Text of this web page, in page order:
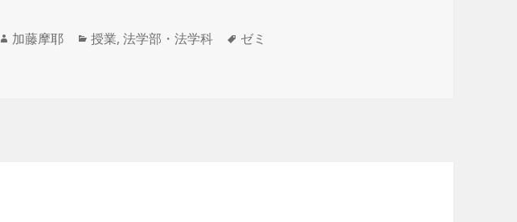
作
加藤摩耶
カ
授業,法学部・法学科
タ
ゼミ
「みんなで選挙へ行こう！〜若い世代で作る国〜」を作成しました に